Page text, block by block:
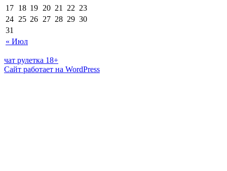
« Июл
17 18 19 20 21 22 23
24 25 26 27 28 29 30
31
чат рулетка 18+
Сайт работает на WordPress